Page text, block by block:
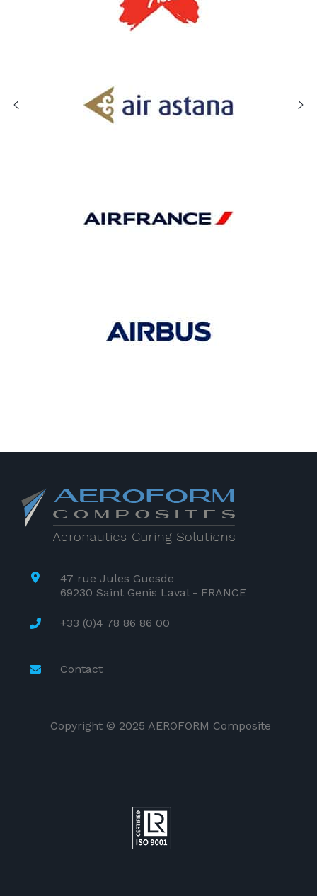
47 rue Jules Guesde
69230 Saint Genis Laval - FRANCE
+33 (0)4 78 86 86 00
Contact
Copyright © 2025 AEROFORM Composite